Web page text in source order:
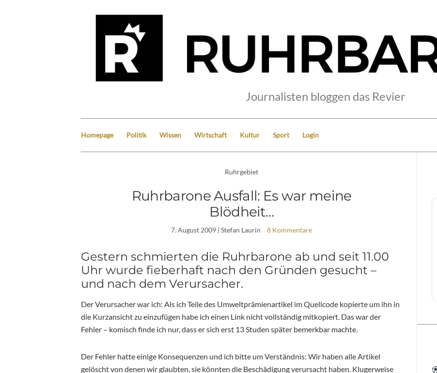
Journalisten bloggen das Revier
Homepage Politik Wissen Wirtschaft Kultur Sport Login
Ruhrgebiet
Ruhrbarone Ausfall: Es war meine
Blödheit…
7. August 2009 | Stefan Laurin 8 Kommentare
Gestern schmierten die Ruhrbarone ab und seit 11.00
Uhr wurde fieberhaft nach den Gründen gesucht –
und nach dem Verursacher.
Der Verursacher war ich: Als ich Teile des Umweltprämienartikel im Quellcode kopierte um ihn in
die Kurzansicht zu einzufügen habe ich einen Link nicht vollständig mitkopiert. Das war der
Fehler – komisch finde ich nur, dass er sich erst 13 Studen später bemerkbar machte.
Der Fehler hatte einige Konsequenzen und ich bitte um Verständnis: Wir haben alle Artikel
gelöscht von denen wir glaubten, sie könnten die Beschädigung verursacht haben. Klugerweise